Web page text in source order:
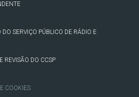
SERVIÇO PÚBLICO DE RÁDIO E
REVISÃO DO CCSP
COOKIES